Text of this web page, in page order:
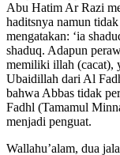
Yahya bin Ayyub
Abu Hatim Ar Razi
haditsnya namun
mengatakan: ‘ia
shaduq. Adapun
memiliki illah (cacat),
Ubaidillah dari Al
bahwa Abbas tidak
Fadhl (Tamamul